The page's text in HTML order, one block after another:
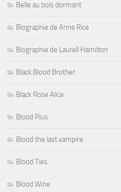
Belle au bois dormant
Biographie de Anne Rice
Biographie de Laurell Hamilton
Black Blood Brother
Black Rose Alice
Blood Plus
Blood the last vampire
Blood Ties
Blood Wine